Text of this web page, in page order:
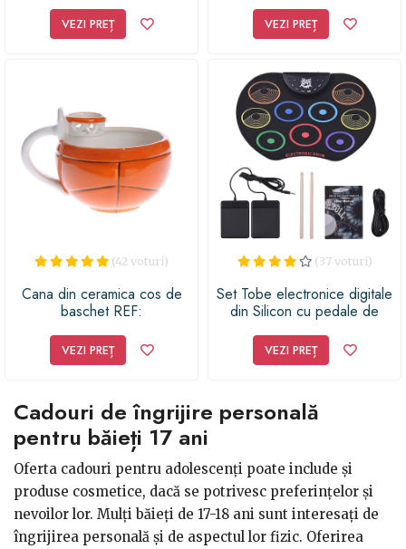
VEZI PREȚ VEZI PREȚ
(42 voturi)
Cana din ceramica cos de
baschet REF:
VEZI PREȚ
(37 voturi)
Set Tobe electronice digitale
din Silicon cu pedale de
de tobe colorate, Negru
VEZI PREȚ
Cadouri de îngrijire personală
pentru băieți 17 ani
Oferta cadouri pentru adolescenți poate include și
produse cosmetice, dacă se potrivesc preferințelor și
nevoilor lor. Mulți băieți de 17-18 ani sunt interesați de
îngrijirea personală și de aspectul lor fizic. Oferirea